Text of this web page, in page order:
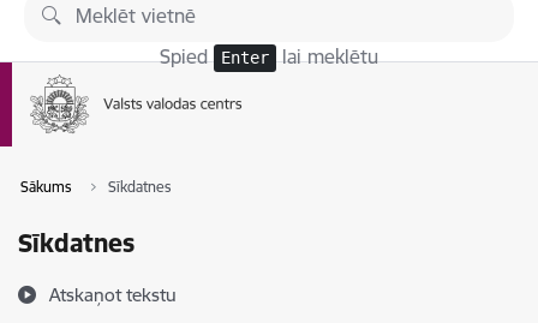
Pāriet uz lapas saturu
Spied Enter lai meklētu
Sākums Sīkdatnes
Sīkdatnes
Atskaņot tekstu